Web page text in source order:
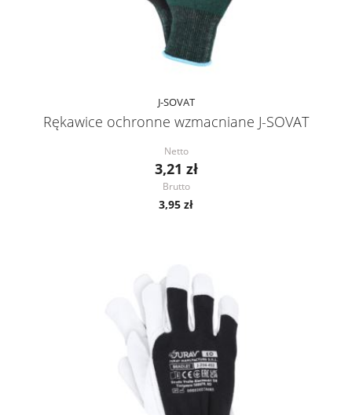
J-SOVAT
Rękawice ochronne wzmacniane J-SOVAT
Netto
3,21 zł
Brutto
3,95 zł